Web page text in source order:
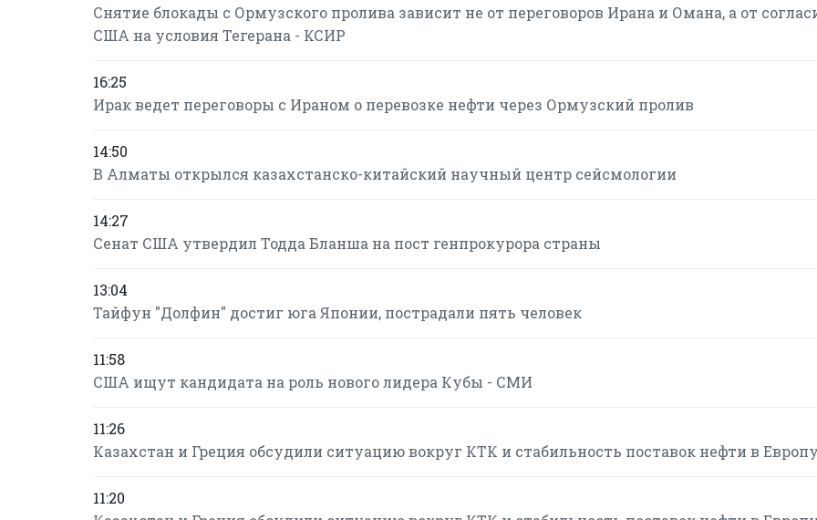
Снятие блокады с Ормузского пролива зависит не от переговоров Ирана и Омана, а от
США на условия Тегерана - КСИР
16:25
Ирак ведет переговоры с Ираном о перевозке нефти через Ормузский пролив
14:50
В Алматы открылся казахстанско-китайский научный центр сейсмологии
14:27
Сенат США утвердил Тодда Бланша на пост генпрокурора страны
13:04
Тайфун "Долфин" достиг юга Японии, пострадали пять человек
11:58
США ищут кандидата на роль нового лидера Кубы - СМИ
11:26
Казахстан и Греция обсудили ситуацию вокруг КТК и стабильность поставок нефти в
11:20